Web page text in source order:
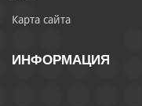
Карта сайта
ИНФОРМАЦИЯ